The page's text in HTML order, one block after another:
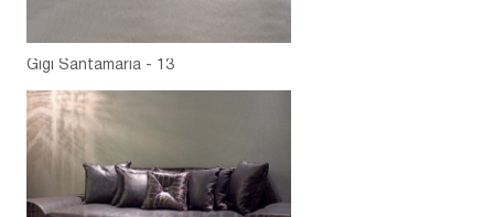
Gigi Santamaria - 13